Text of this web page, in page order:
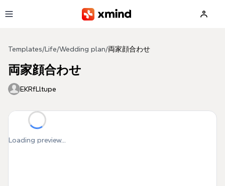
Templates/ Life/Wedding plan/両家顔合わせ
両家顔合わせ
EKRfLltupe
Loading preview...